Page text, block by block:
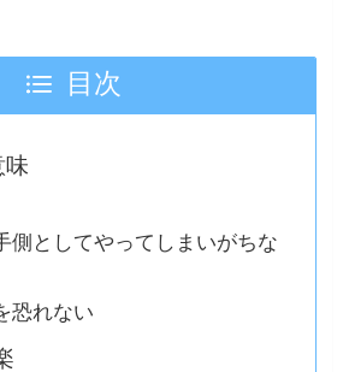
目次
味
側としてやってしまいがちな
恐れない